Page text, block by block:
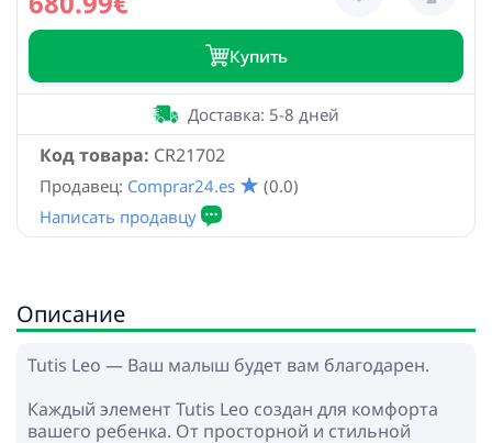
Купить
Код товара: CR21702
Доставка: 5-8 дней
Продавец: Comprar24.es (0.0)
Описание
Tutis Leo — Ваш малыш будет вам благодарен.
Каждый элемент Tutis Leo создан для комфорта
вашего ребенка. От просторной и стильной